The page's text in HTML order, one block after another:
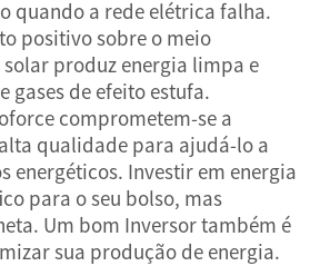
quando a rede elétrica falha.
positivo sobre o meio
produz energia limpa e
gases de efeito estufa.
comprometem-se a
qualidade para ajudá-lo a
energéticos. Investir em energia
para o seu bolso, mas
Um bom Inversortambém é
sua produção de energia.